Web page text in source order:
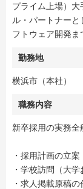
プライム上場）
ル・パートナー
フトウェア開発ま
勤務地
横浜市（本社）
職務内容
新卒採用の実務全
・採用計画の立案
・学校訪問（大学
・求人掲載原稿